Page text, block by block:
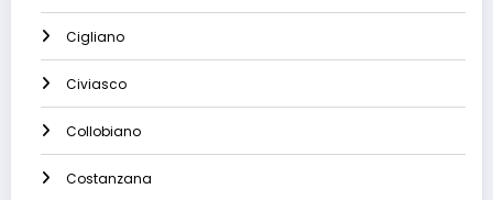
Cigliano
Civiasco
Collobiano
Costanzana